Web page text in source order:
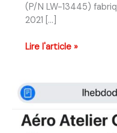
(P/N LW-13445)
2021 […]
Avis
Nouveau
Bulletin
« Mandatory »
Lycoming
Lire l'article »